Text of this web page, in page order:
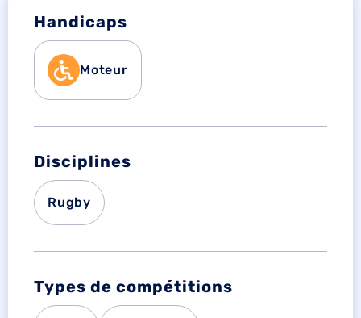
Handicaps
Moteur
Disciplines
Rugby
Types de compétitions